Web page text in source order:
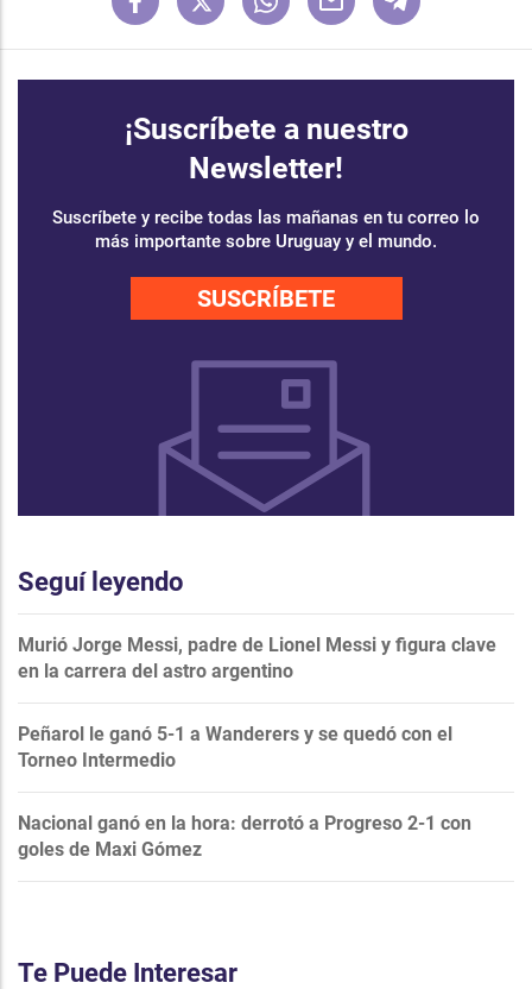
¡Suscríbete a nuestro
Newsletter!
Suscríbete y recibe todas las mañanas en tu correo lo
más importante sobre Uruguay y el mundo.
SUSCRÍBETE
Seguí leyendo
Murió Jorge Messi, padre de Lionel Messi y figura clave
en la carrera del astro argentino
Peñarol le ganó 5-1 a Wanderers y se quedó con el
Torneo Intermedio
Nacional ganó en la hora: derrotó a Progreso 2-1 con
goles de Maxi Gómez
Te Puede Interesar